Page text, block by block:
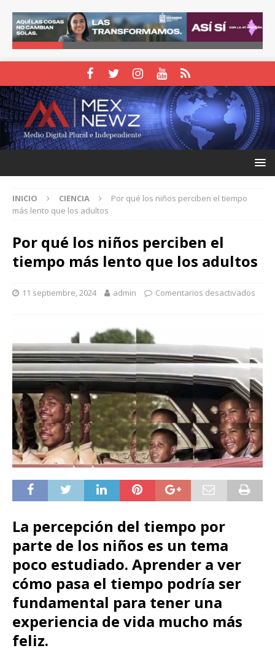
INICIO CIENCIA
Por qué los niños perciben el tiempo
más lento que los adultos
Por qué los niños perciben el
tiempo más lento que los adultos
11 septiembre, 2024 admin Comentarios desactivados
La percepción del tiempo por
parte de los niños es un tema
poco estudiado. Aprender a ver
cómo pasa el tiempo podría ser
fundamental para tener una
experiencia de vida mucho más
feliz.